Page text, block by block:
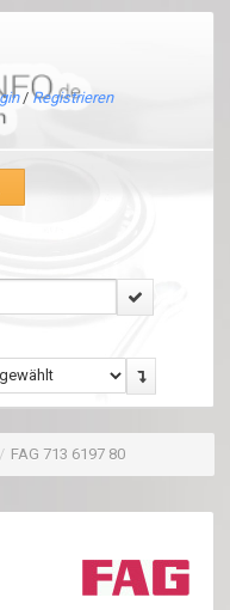
/Registrieren
/ FAG 713 6197 80